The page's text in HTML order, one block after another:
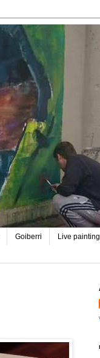
Goiberri Live painting